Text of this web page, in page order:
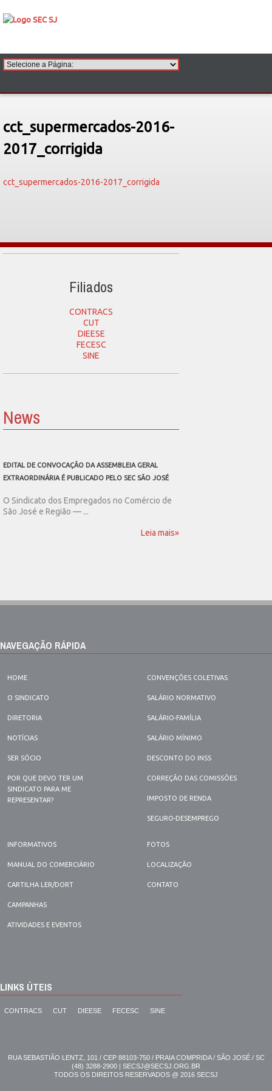
cct_supermercados-2016-
2017_corrigida
cct_supermercados-2016-2017_corrigida
Filiados
CONTRACS
CUT
DIEESE
FECESC
SINE
News
EDITAL DE CONVOCAÇÃO DA ASSEMBLEIA GERAL
EXTRAORDINÁRIA É PUBLICADO PELO SEC SÃO JOSÉ
O Sindicato dos Empregados no Comércio de
São José e Região — ...
Leia mais»
NAVEGAÇÃO RÁPIDA
HOME
O SINDICATO
DIRETORIA
NOTÍCIAS
SER SÓCIO
POR QUE DEVO TER UM
SINDICATO PARA ME
REPRESENTAR?
CONVENÇÕES COLETIVAS
SALÁRIO NORMATIVO
SALÁRIO-FAMÍLIA
SALÁRIO MÍNIMO
DESCONTO DO INSS
CORREÇÃO DAS COMISSÕES
IMPOSTO DE RENDA
SEGURO-DESEMPREGO
INFORMATIVOS
MANUAL DO COMERCIÁRIO
CARTILHA LER/DORT
CAMPANHAS
ATIVIDADES E EVENTOS
FOTOS
LOCALIZAÇÃO
CONTATO
LINKS ÚTEIS
CONTRACS CUT DIEESE FECESC SINE
RUA SEBASTIÃO LENTZ, 101 / CEP 88103-750 / PRAIA COMPRIDA / SÃO JOSÉ / SC
(48) 3288-2900 | SECSJ@SECSJ.ORG.BR
TODOS OS DIREITOS RESERVADOS @ 2016 SECSJ